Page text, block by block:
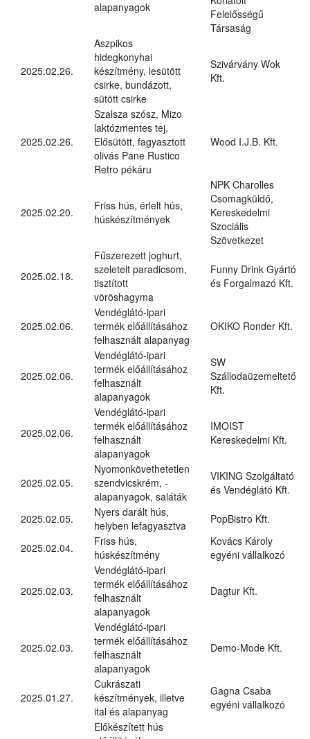
alapanyagok
Felelősségű
Társaság
2025.02.26.
Aszpikos
hidegkonyhai
készítmény, lesütött
csirke, bundázott,
sütött csirke
Szivárvány Wok
Kft.
2025.02.26.
Szalsza szósz, Mizo
laktózmentes tej,
Elősütött, fagyasztott
olivás Pane Rustico
Retro pékáru
Wood I.J.B. Kft.
2025.02.20.
Friss hús, érlelt hús,
húskészítmények
NPK Charolles
Csomagküldő,
Kereskedelmi
Szociális
Szövetkezet
2025.02.18.
Fűszerezett joghurt,
szeletelt paradicsom,
tisztított
vöröshagyma
Funny Drink Gyártó
és Forgalmazó Kft.
2025.02.06.
Vendéglátó-ipari
termék előállításához
felhasznált alapanyag
OKIKO Ronder Kft.
2025.02.06.
Vendéglátó-ipari
termék előállításához
felhasznált
alapanyagok
SW
Szállodaüzemeltető
Kft.
2025.02.06.
Vendéglátó-ipari
termék előállításához
felhasznált
alapanyagok
IMOIST
Kereskedelmi Kft.
2025.02.05.
Nyomonkövethetetlen
szendvicskrém, -
alapanyagok, saláták
VIKING Szolgáltató
és Vendéglátó Kft.
2025.02.05.
Nyers darált hús,
helyben lefagyasztva
PopBistro Kft.
2025.02.04.
Friss hús,
húskészítmény
Kovács Károly
egyéni vállalkozó
2025.02.03.
Vendéglátó-ipari
termék előállításához
felhasznált
alapanyagok
Dagtur Kft.
2025.02.03.
Vendéglátó-ipari
termék előállításához
felhasznált
alapanyagok
Demo-Mode Kft.
2025.01.27.
Cukrászati
készítmények, illetve
ital és alapanyag
Gagna Csaba
egyéni vállalkozó
Előkészített hús